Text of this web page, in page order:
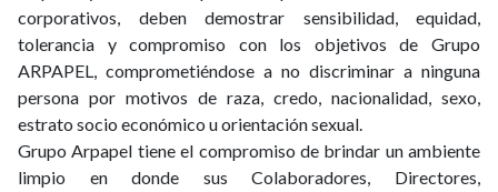
corporativos, deben demostrar sensibilidad, equidad,
tolerancia y compromiso con los objetivos de Grupo
ARPAPEL, comprometiéndose a no discriminar a ninguna
persona por motivos de raza, credo, nacionalidad, sexo,
estrato socio económico u orientación sexual.
Grupo Arpapel tiene el compromiso de brindar un ambiente
limpio en donde sus Colaboradores, Directores,